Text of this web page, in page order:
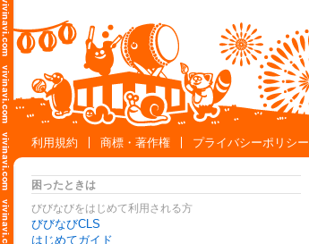
利用規約
商標・著作権 プライバシーポリシー
困ったときは
びびなびをはじめて利用される方
びびなびCLS
はじめてガイド